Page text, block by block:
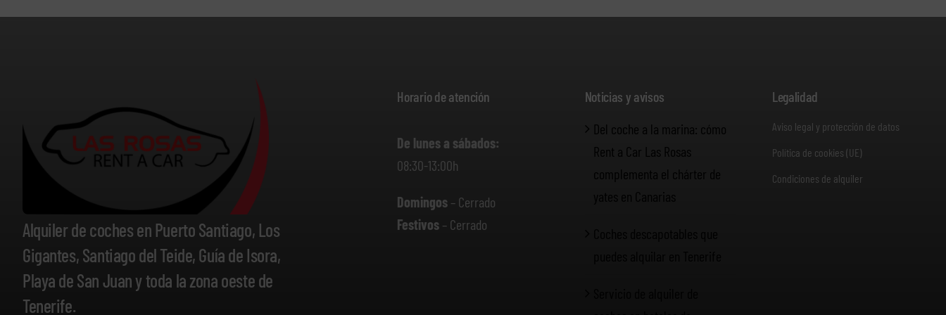
Alquiler de coches en Puerto Santiago, Los
Gigantes, Santiago del Teide, Guía de Isora,
Playa de San Juan y toda la zona oeste de
Tenerife.
Horario de atención
De lunes a sábados:
08:30-13:00h
Domingos – Cerrado
Festivos – Cerrado
Noticias y avisos
Del coche a la marina: cómo
Rent a Car Las Rosas
complementa el chárter de
Legalidad
Aviso legal y protección de datos
Política de cookies (UE)
Condiciones de alquiler